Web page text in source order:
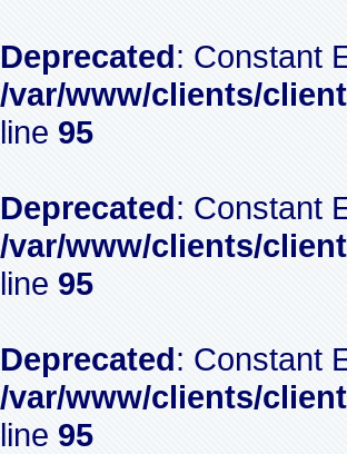
Deprecated: Constant
/var/www/clients/
line 95
Deprecated: Constant
/var/www/clients/
line 95
Deprecated: Constant
/var/www/clients/
line 95